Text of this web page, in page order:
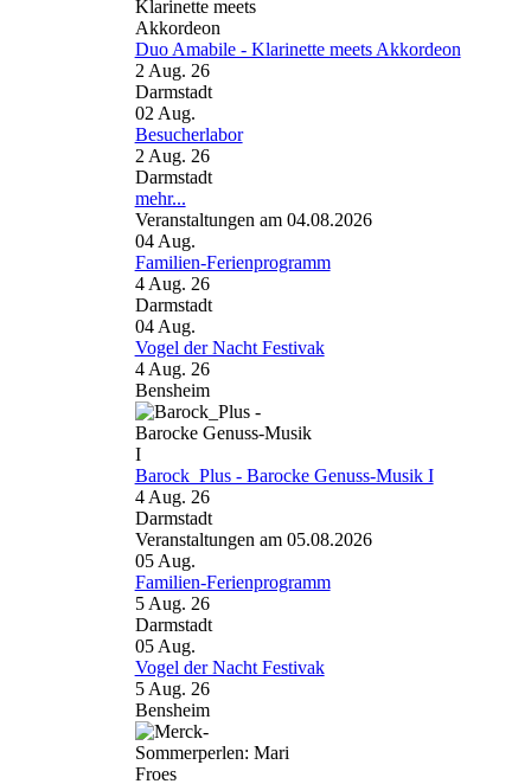
Duo Amabile - Klarinette meets Akkordeon
2 Aug. 26
Darmstadt
02 Aug.
Besucherlabor
2 Aug. 26
Darmstadt
mehr...
Veranstaltungen am 04.08.2026
04 Aug.
Familien-Ferienprogramm
4 Aug. 26
Darmstadt
04 Aug.
Vogel der Nacht Festivak
4 Aug. 26
Bensheim
Barock_Plus - Barocke Genuss-Musik I
4 Aug. 26
Darmstadt
Veranstaltungen am 05.08.2026
05 Aug.
Familien-Ferienprogramm
5 Aug. 26
Darmstadt
05 Aug.
Vogel der Nacht Festivak
5 Aug. 26
Bensheim